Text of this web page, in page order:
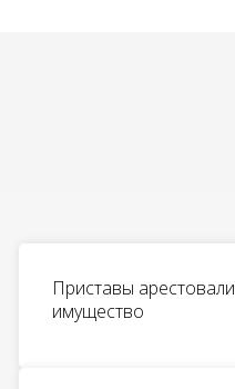
Приставы арестовали
имущество